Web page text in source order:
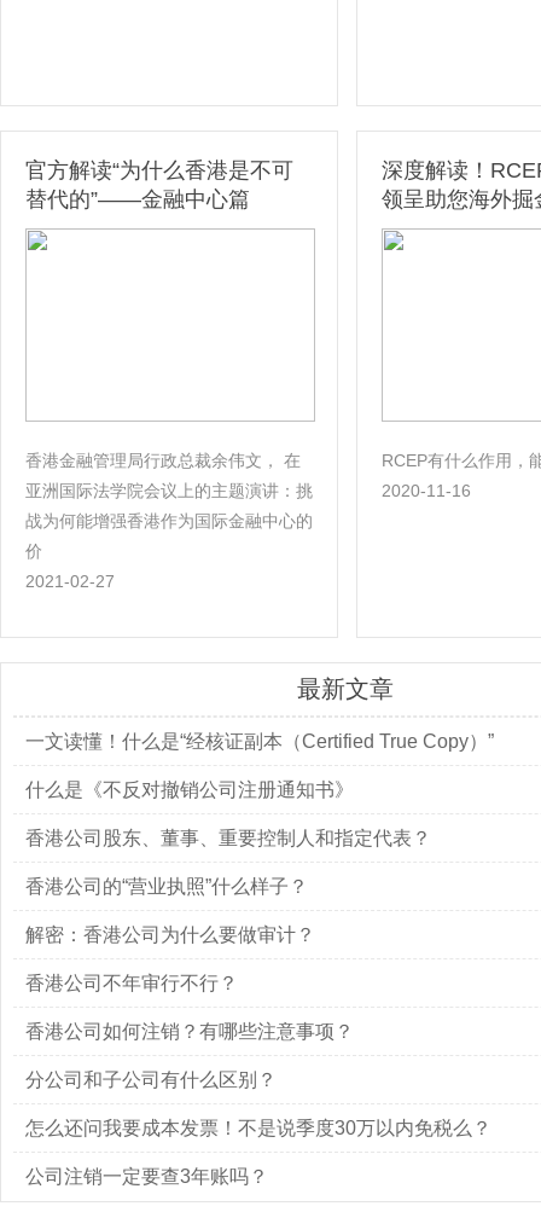
官方解读“为什么香港是不可
替代的”——金融中心篇
香港金融管理局行政总裁余伟文， 在
亚洲国际法学院会议上的主题演讲：挑
战为何能增强香港作为国际金融中心的
价
2021-02-27
深度解读！
领呈助您海外掘
RCEP有什么作用，
2020-11-16
最新文章
一文读懂！什么是“经核证副本（Certified True Copy）”
什么是《不反对撤销公司注册通知书》
香港公司股东、董事、重要控制人和指定代表？
香港公司的“营业执照”什么样子？
解密：香港公司为什么要做审计？
香港公司不年审行不行？
香港公司如何注销？有哪些注意事项？
分公司和子公司有什么区别？
怎么还问我要成本发票！不是说季度30万以内免税么？
公司注销一定要查3年账吗？